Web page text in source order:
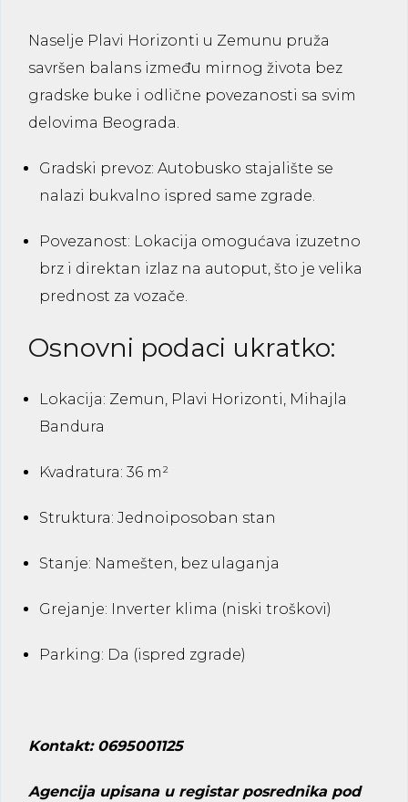
Naselje Plavi Horizonti u Zemunu pruža
savršen balans između mirnog života bez
gradske buke i odlične povezanosti sa svim
delovima Beograda.
Gradski prevoz: Autobusko stajalište se
nalazi bukvalno ispred same zgrade.
Povezanost: Lokacija omogućava izuzetno
brz i direktan izlaz na autoput, što je velika
prednost za vozače.
Osnovni podaci ukratko:
Lokacija: Zemun, Plavi Horizonti, Mihajla
Bandura
Kvadratura: 36 m²
Struktura: Jednoiposoban stan
Stanje: Namešten, bez ulaganja
Grejanje: Inverter klima (niski troškovi)
Parking: Da (ispred zgrade)
Kontakt: 0695001125
Agencija upisana u registar posrednika pod